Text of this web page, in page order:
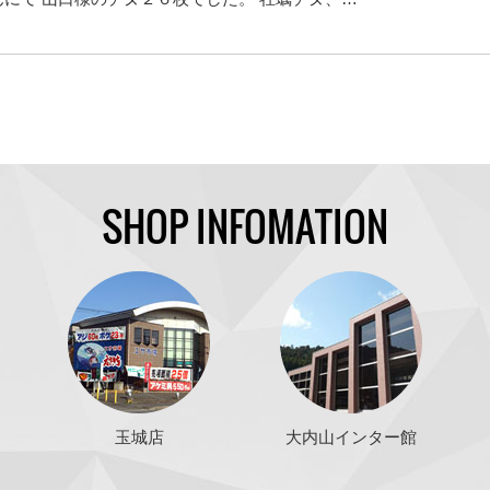
SHOP INFOMATION
玉城店 大内山インター館